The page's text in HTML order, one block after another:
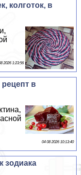
колготок, в
2026 1:23:56
в
04 08 2026 10:13:40
зодиака